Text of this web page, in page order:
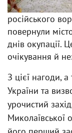
російського
повернули
днів окупації.
очікування й
З цієї нагоди,
України та
урочистий
Миколаївської